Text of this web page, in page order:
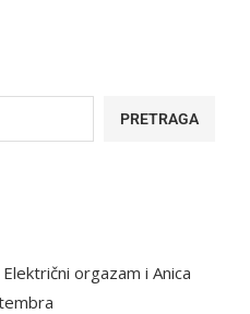
PRETRAGA
orgazam i Anica